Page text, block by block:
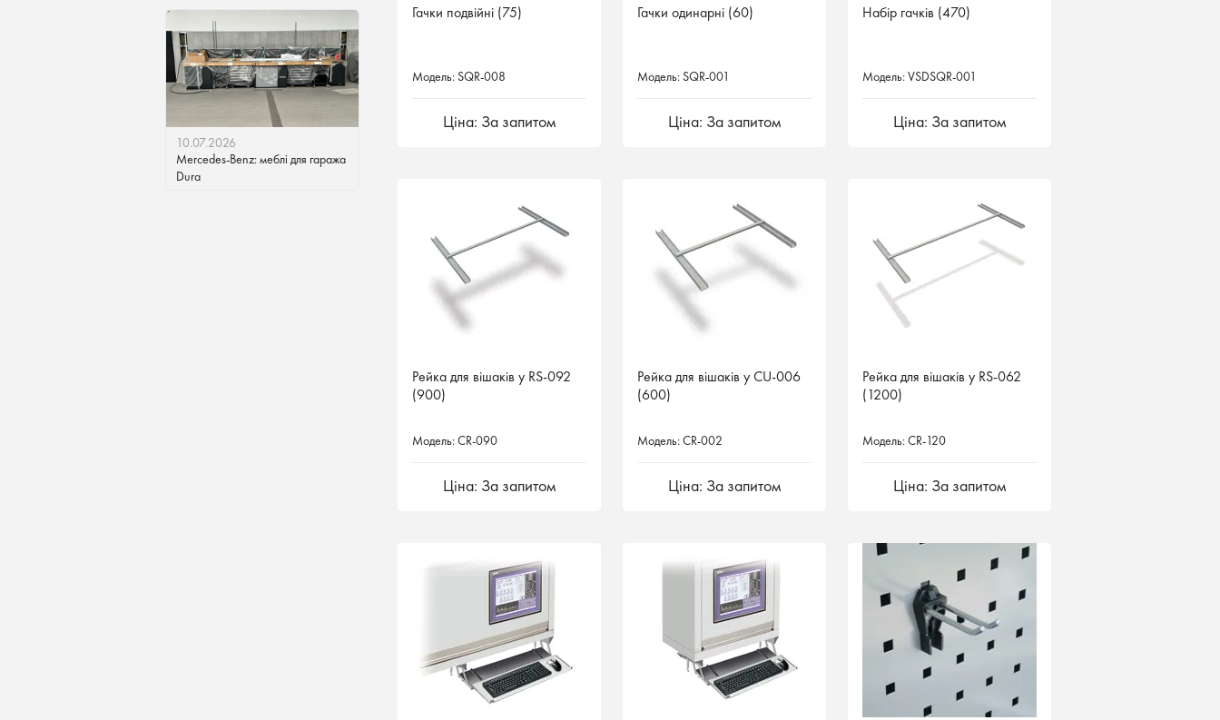
10.07.2026
Mercedes-Benz: меблі для гаража
Dura
Гачки подвійні (75)
Модель: SQR-008
Ціна: За запитом
Гачки одинарні (60)
Модель: SQR-001
Ціна: За запитом
Набір гачків (470)
Модель: VSDSQR-001
Ціна: За запитом
Рейка для вішаків у RS-092
(900)
Модель: CR-090
Ціна: За запитом
Рейка для вішаків у CU-006
(600)
Модель: CR-002
Ціна: За запитом
Рейка для вішаків у RS-062
(1200)
Модель: CR-120
Ціна: За запитом